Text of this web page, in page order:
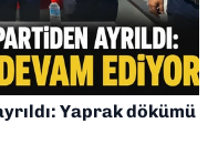
Yaprak dökümü